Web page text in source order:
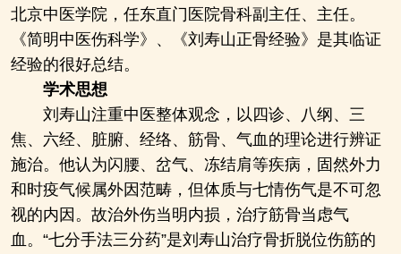
北京中医学院，任东直门医院骨科副主任、主任。
《简明中医伤科学》、《刘寿山正骨经验》是其临证
经验的很好总结。
学术思想
刘寿山注重中医整体观念，以四诊、八纲、三
焦、六经、脏腑、经络、筋骨、气血的理论进行辨证
施治。他认为闪腰、岔气、冻结肩等疾病，固然外力
和时疫气候属外因范畴，但体质与七情伤气是不可忽
视的内因。故治外伤当明内损，治疗筋骨当虑气
血。“七分手法三分药”是刘寿山治疗骨折脱位伤筋的